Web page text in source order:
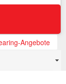
Angebote